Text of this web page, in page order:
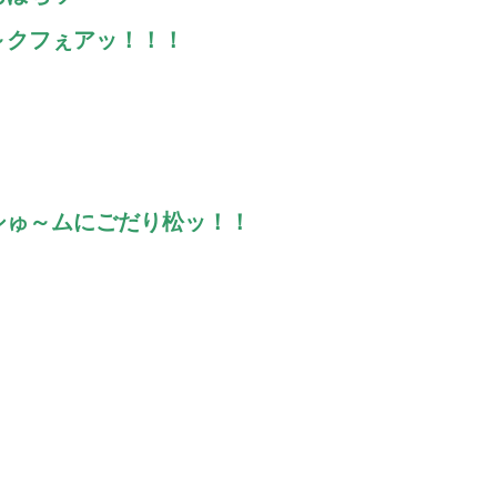
フぇアッ！！！
～ムにごだり松ッ！！